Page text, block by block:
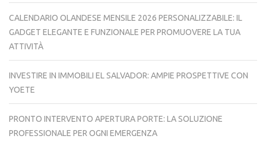
CALENDARIO OLANDESE MENSILE 2026 PERSONALIZZABILE: IL
GADGET ELEGANTE E FUNZIONALE PER PROMUOVERE LA TUA
ATTIVITÀ
INVESTIRE IN IMMOBILI EL SALVADOR: AMPIE PROSPETTIVE CON
YOETE
PRONTO INTERVENTO APERTURA PORTE: LA SOLUZIONE
PROFESSIONALE PER OGNI EMERGENZA